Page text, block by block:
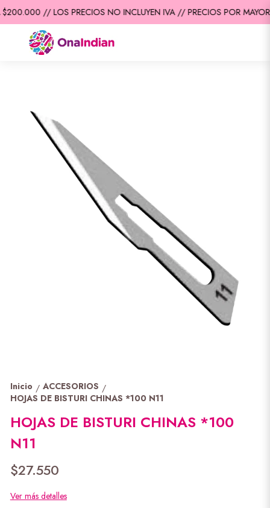
// LOS PRECIOS NO INCLUYEN IVA // PRECIOS POR MAYOR
Inicio / ACCESORIOS /
HOJAS DE BISTURI CHINAS *100 N11
HOJAS DE BISTURI CHINAS *100
N11
$27.550
Ver más detalles